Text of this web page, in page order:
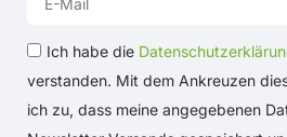
Ich habe die
verstanden. Mit dem Ankreuzen
ich zu, dass meine angegebenen